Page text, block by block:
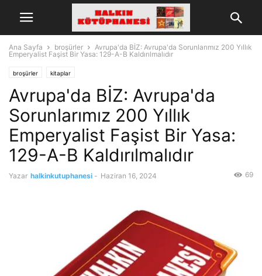
Ana Sayfa broşürler
Avrupa'da BİZ: Avrupa'da Sorunlarımız 200 Yıllık
Emperyalist Faşist Bir Yasa: 129-A-B Kaldırılmalıdır
broşürler kitaplar
Avrupa'da BİZ: Avrupa'da
Sorunlarımız 200 Yıllık
Emperyalist Faşist Bir Yasa:
129-A-B Kaldırılmalıdır
Yazar halkinkutuphanesi - Haziran 16, 2024 69